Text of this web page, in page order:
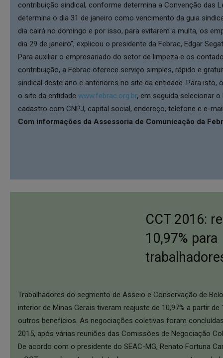
contribuição sindical, conforme determina a Convenção das
determina o dia 31 de janeiro como vencimento da guia
dia cairá no domingo e por isso, para evitarem a multa, os
dia 29 de janeiro”, explicou o presidente da Febrac, Edgar
Para auxiliar o empresariado do setor de limpeza e os
contribuição, a Febrac oferece serviço simples, rápido e
sindical deste ano e anteriores no site da entidade. Para isto,
o site da entidade www.febrac.org.br, em seguida selecionar
cadastro com CNPJ, capital social, endereço, telefone e e-
Com informações da Assessoria de Comunicação da
CCT 2016:
10,97% para
Trabalhadores do segmento de Asseio e Conservação de
interior de Minas Gerais tiveram reajuste de 10,97% a partir de
outros benefícios. As negociações coletivas foram
2015, após várias reuniões das Comissões de Negociação
De acordo com o presidente do SEAC-MG, Renato Fortuna